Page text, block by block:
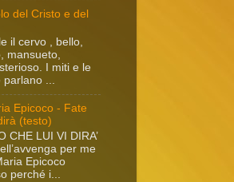
del Cristo e del
il cervo , bello,
mansueto,
I miti e le
...
Epicoco - Fate
(testo)
CHE LUI VI DIRA’
per me
Epicoco
perché i...